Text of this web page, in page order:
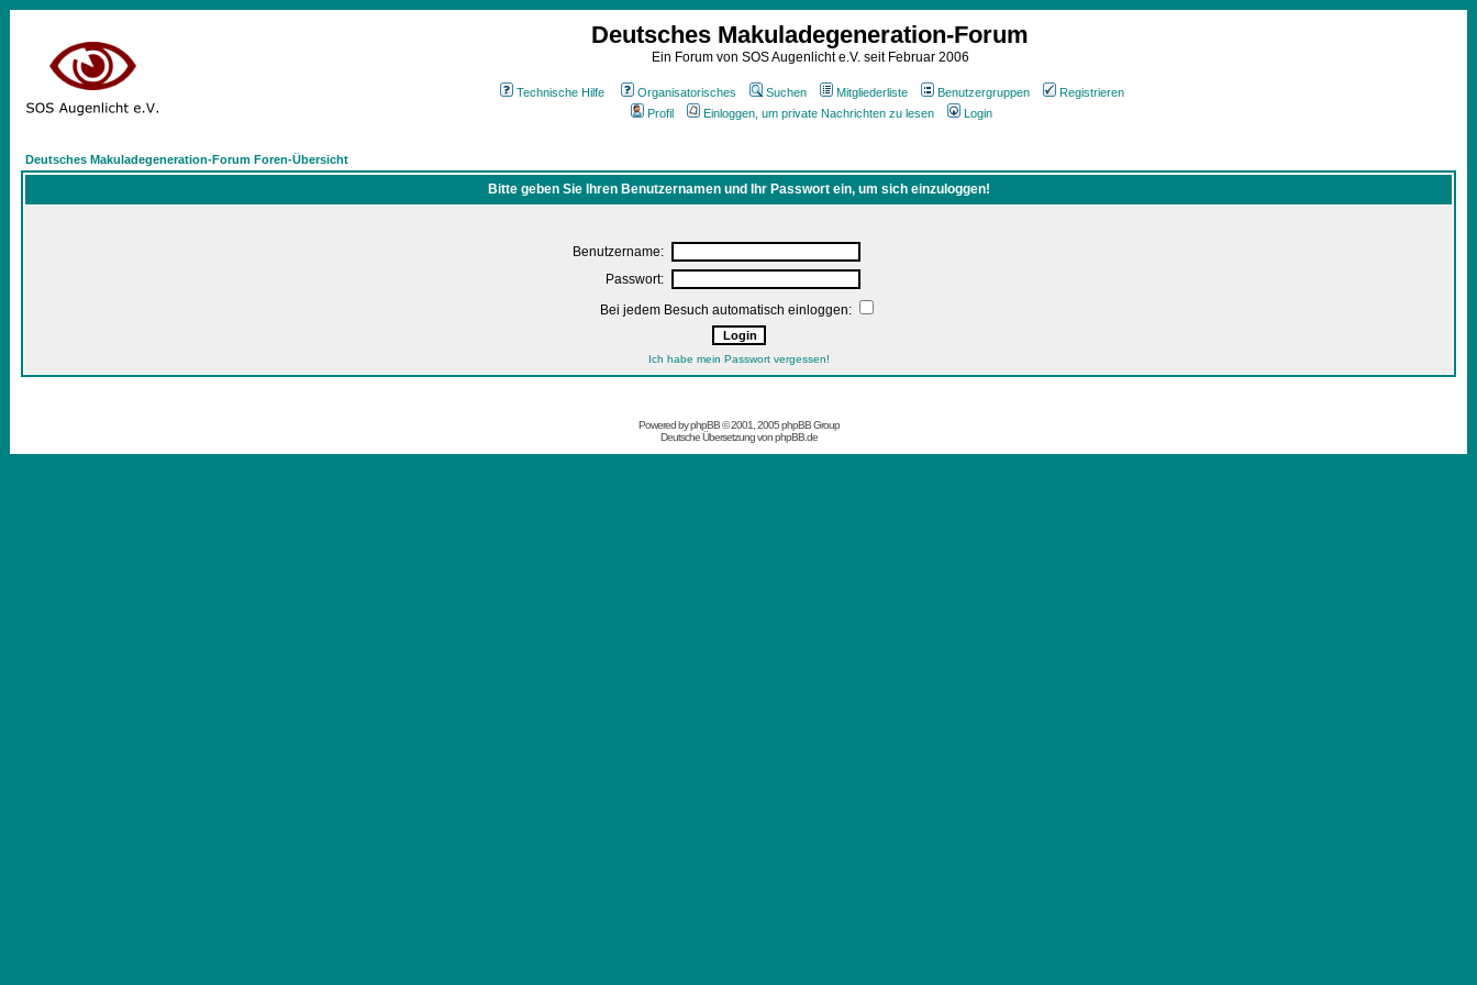
Deutsches Makuladegeneration-Forum
Ein Forum von SOS Augenlicht e.V. seit Februar 2006
Technische Hilfe Organisatorisches Suchen Mitgliederliste Benutzergruppen
Registrieren
Profil
Einloggen, um private Nachrichten zu lesen Login
Deutsches Makuladegeneration-Forum Foren-Übersicht
Bitte geben Sie Ihren Benutzernamen und Ihr Passwort ein, um sich einzuloggen!
Benutzername:
Passwort:
Bei jedem Besuch automatisch einloggen:
Ich habe mein Passwort vergessen!
Powered byphpBB© 2001, 2005 phpBB Group
Deutsche Übersetzung vonphpBB.de